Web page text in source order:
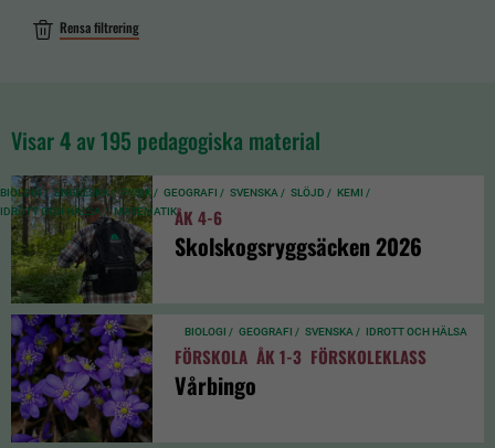
Rensa filtrering
Visar4 av 195 pedagogiska material
BIOLOGI / ENGELSKA / FYSIK / GEOGRAFI / SVENSKA / SLÖJD / KEMI /
IDROTT OCH HÄLSA / MATEMATIKÅK 4-6
Skolskogsryggsäcken 2026
BIOLOGI / GEOGRAFI / SVENSKA / IDROTT OCH HÄLSA
FÖRSKOLA ÅK 1-3 FÖRSKOLEKLASS
Vårbingo